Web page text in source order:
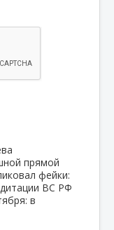
прямой
фейки:
ВС РФ
в